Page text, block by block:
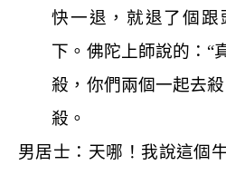
快一退，就退了個
下。佛陀上師說的：“
殺，你們兩個一起去
殺。
男居士：天哪！我說這個